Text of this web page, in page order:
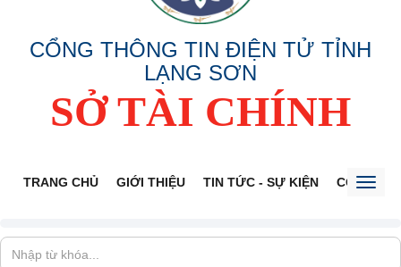
CỔNG THÔNG TIN ĐIỆN TỬ TỈNH
LẠNG SƠN
SỞ TÀI CHÍNH
TRANG CHỦ GIỚI THIỆU TIN TỨC - SỰ KIỆN CÔNG